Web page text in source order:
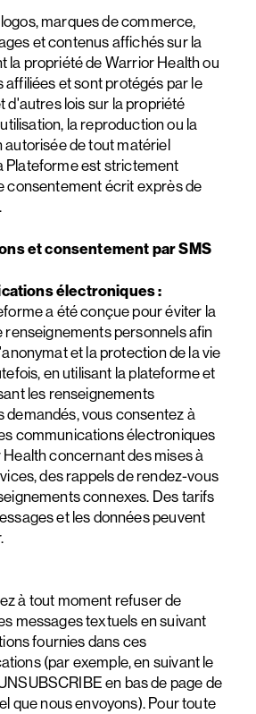
marques de commerce,
et contenus affichés sur la
la propriété de Warrior Health ou
affiliées et sont protégés par le
d'autres lois sur la propriété
la reproduction ou la
de tout matériel
Plateforme est strictement
consentement écrit exprès de
et consentement par SMS
électroniques :
a été conçue pour éviter la
renseignements personnels afin
et la protection de la vie
en utilisant la plateforme et
les renseignements
demandés, vous consentez à
communications électroniques
concernant des mises à
des rappels de rendez-vous
connexes. Des tarifs
et les données peuvent
à tout moment refuser de
messages textuels en suivant
fournies dans ces
(par exemple, en suivant le
en bas de page de
que nous envoyons). Pour toute